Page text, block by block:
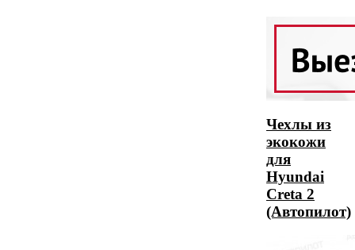
Чехлы из
экокожи
для
Hyundai
Creta 2
(Автопилот)